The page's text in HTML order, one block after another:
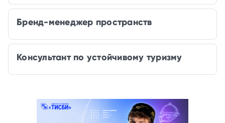
Бренд-менеджер пространств
Консультант по устойчивому туризму